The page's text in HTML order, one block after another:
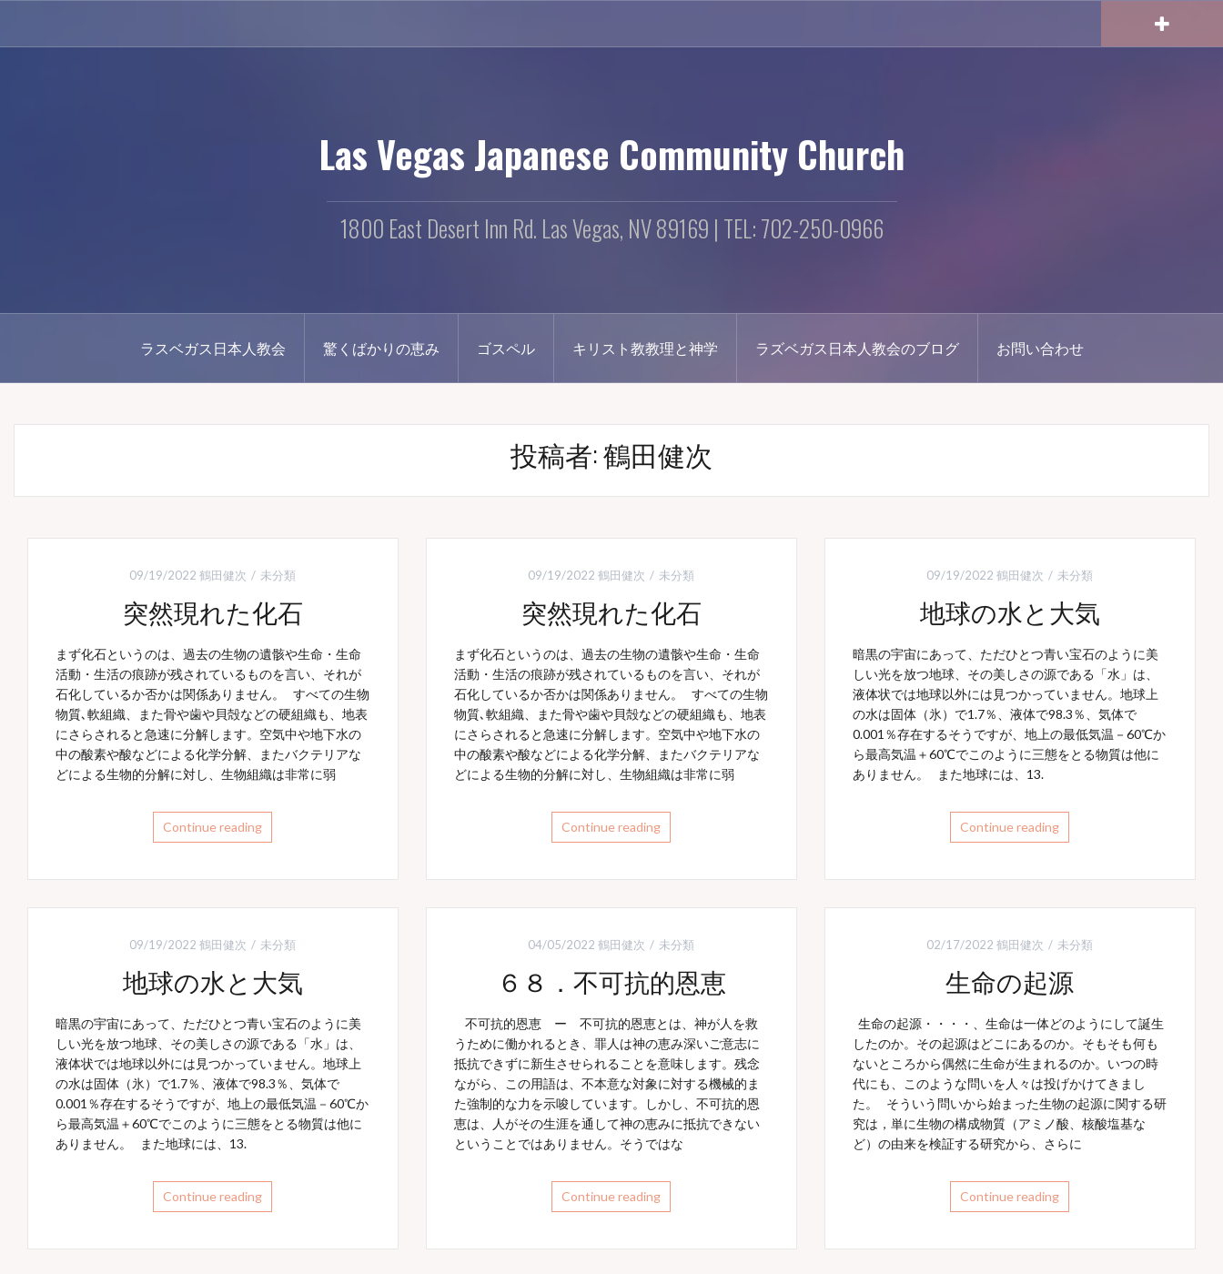
テ
Las Vegas Japanese Community Church
1800 East Desert Inn Rd. Las Vegas, NV 89169 | TEL: 702-250-0966
ラスベガス日本人教会 驚くばかりの恵み ゴスペル キリスト教教理と神学 ラズベガス日本人教会のブログ お問い合わせ
投稿者:鶴田健次
09/19/2022 鶴田健次 未分類
突然現れた化石
まず化石というのは、過去の生物の遺骸や生命・生命
活動・生活の痕跡が残されているものを言い、それが
石化しているか否かは関係ありません。 すべての生物
物質､軟組織、また骨や歯や貝殻などの硬組織も、地表
にさらされると急速に分解します。空気中や地下水の
中の酸素や酸などによる化学分解、またバクテリアな
どによる生物的分解に対し、生物組織は非常に弱
Continue reading
09/19/2022 鶴田健次 未分類
突然現れた化石
まず化石というのは、過去の生物の遺骸や生命・生命
活動・生活の痕跡が残されているものを言い、それが
石化しているか否かは関係ありません。 すべての生物
物質､軟組織、また骨や歯や貝殻などの硬組織も、地表
にさらされると急速に分解します。空気中や地下水の
中の酸素や酸などによる化学分解、またバクテリアな
どによる生物的分解に対し、生物組織は非常に弱
Continue reading
09/19/2022 鶴田健次 未分類
地球の水と大気
暗黒の宇宙にあって、ただひとつ青い宝石のように美
しい光を放つ地球、その美しさの源である「水」は、
液体状では地球以外には見つかっていません。地球上
の水は固体（氷）で1.7％、液体で98.3％、気体で
0.001％存在するそうですが、地上の最低気温－60℃か
ら最高気温＋60℃でこのように三態をとる物質は他に
ありません。 また地球には、13.
Continue reading
09/19/2022 鶴田健次 未分類
地球の水と大気
暗黒の宇宙にあって、ただひとつ青い宝石のように美
しい光を放つ地球、その美しさの源である「水」は、
液体状では地球以外には見つかっていません。地球上
の水は固体（氷）で1.7％、液体で98.3％、気体で
0.001％存在するそうですが、地上の最低気温－60℃か
ら最高気温＋60℃でこのように三態をとる物質は他に
ありません。 また地球には、13.
Continue reading
04/05/2022 鶴田健次 未分類
６８．不可抗的恩恵
不可抗的恩恵 ー 不可抗的恩恵とは、神が人を救
うために働かれるとき、罪人は神の恵み深いご意志に
抵抗できずに新生させられることを意味します。残念
ながら、この用語は、不本意な対象に対する機械的ま
た強制的な力を示唆しています。しかし、不可抗的恩
恵は、人がその生涯を通して神の恵みに抵抗できない
ということではありません。そうではな
Continue reading
02/17/2022 鶴田健次 未分類
生命の起源
生命の起源・・・・、生命は一体どのようにして誕生
したのか。その起源はどこにあるのか。そもそも何も
ないところから偶然に生命が生まれるのか。いつの時
代にも、このような問いを人々は投げかけてきまし
た。 そういう問いから始まった生物の起源に関する研
究は，単に生物の構成物質（アミノ酸、核酸塩基な
ど）の由来を検証する研究から、さらに
Continue reading